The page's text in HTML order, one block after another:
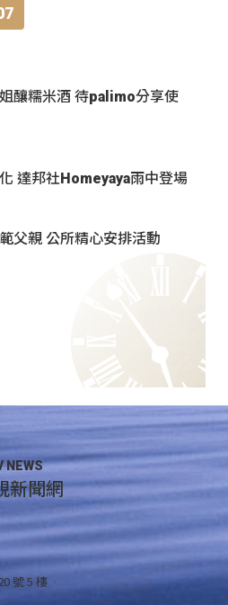
釀糯米酒 待palimo分享使
達邦社Homeyaya雨中登場
父親 公所精心安排活動
NEWS
新聞網
號 5 樓